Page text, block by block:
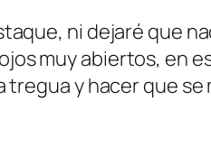
ni dejaré que
muy abiertos, en
y hacer que